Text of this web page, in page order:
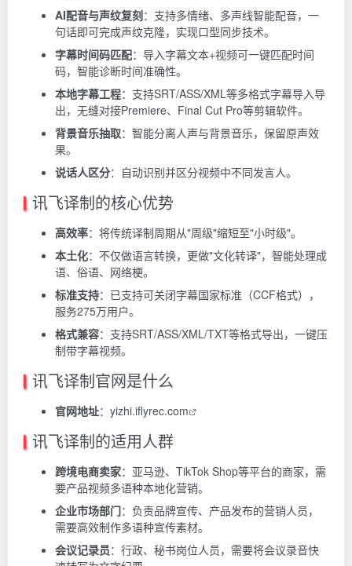
AI配音与声纹复刻：支持多情绪、多声线智能配音，一
句话即可完成声纹克隆，实现口型同步技术。
字幕时间码匹配：导入字幕文本+视频可一键匹配时间
码，智能诊断时间准确性。
本地字幕工程：支持SRT/ASS/XML等多格式字幕导入导
出，无缝对接Premiere、Final Cut Pro等剪辑软件。
背景音乐抽取：智能分离人声与背景音乐，保留原声效
果。
说话人区分：自动识别并区分视频中不同发言人。
讯飞译制的核心优势
高效率：将传统译制周期从"周级"缩短至"小时级"。
本土化：不仅做语言转换，更做"文化转译"，智能处理成
语、俗语、网络梗。
标准支持：已支持可关闭字幕国家标准（CCF格式），
服务275万用户。
格式兼容：支持SRT/ASS/XML/TXT等格式导出，一键压
制带字幕视频。
讯飞译制官网是什么
官网地址： yizhi.iflyrec.com
讯飞译制的适用人群
跨境电商卖家：亚马逊、TikTok Shop等平台的商家，需
要产品视频多语种本地化营销。
企业市场部门：负责品牌宣传、产品发布的营销人员，
需要高效制作多语种宣传素材。
会议记录员：行政、秘书岗位人员，需要将会议录音快